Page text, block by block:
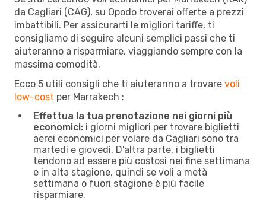
da Cagliari (CAG), su Opodo troverai offerte a prezzi
imbattibili. Per assicurarti le migliori tariffe, ti
consigliamo di seguire alcuni semplici passi che ti
aiuteranno a risparmiare, viaggiando sempre con la
massima comodità.
Ecco 5 utili consigli che ti aiuteranno a trovare voli
low-cost per Marrakech :
Effettua la tua prenotazione nei giorni più
economici: i giorni migliori per trovare biglietti
aerei economici per volare da Cagliari sono tra
martedì e giovedì. D'altra parte, i biglietti
tendono ad essere più costosi nei fine settimana
e in alta stagione, quindi se voli a metà
settimana o fuori stagione è più facile
risparmiare.